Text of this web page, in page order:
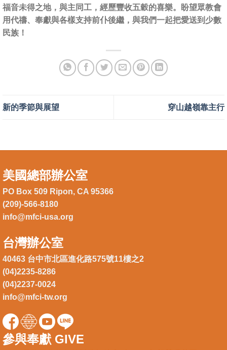
福音未得之地，與主同工，經歷豐收五穀的喜樂。盼望眾教會
用代禱、奉獻與各樣支持前仆後繼，與我們一起把愛送到少數
民族！
新的季節與展望 穿山越嶺靠主行
美國總部辦公室
PO Box 509 Ripon, CA 95366
(209)-566-8180
info@mfci-usa.org
台灣辦公室
40463 台中市北區進化路575號11樓之2
(04)2235-8286
(04)2237-0024
info@mfci-tw.org
參與奉獻 GIVE